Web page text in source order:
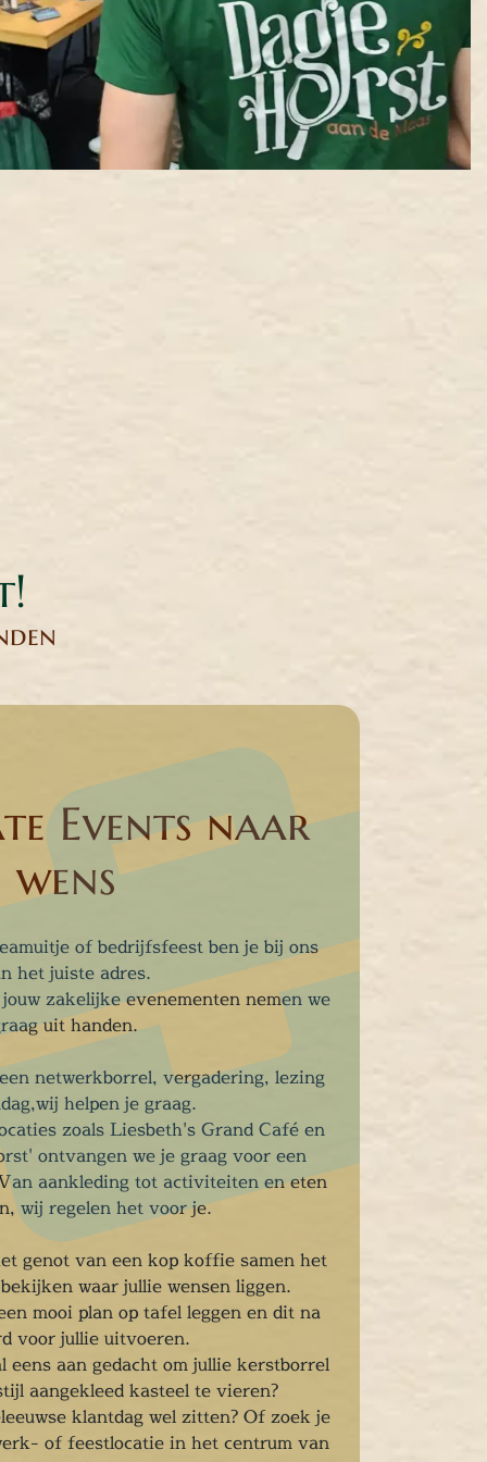
Events naar
wens
of bedrijfsfeest ben je bij ons
het juiste adres.
zakelijke evenementen nemen we
uit handen.
netwerkborrel, vergadering, lezing
helpen je graag.
zoals Liesbeth's Grand Café en
ontvangen we je graag voor een
aankleding tot activiteiten en eten
wij regelen het voor je.
genot van een kop koffie samen het
waar jullie wensen liggen.
mooi plan op tafel leggen en dit na
voor jullie uitvoeren.
eens aan gedacht om jullie kerstborrel
aangekleed kasteel te vieren?
klantdag wel zitten? Of zoek je
of feestlocatie in het centrum van